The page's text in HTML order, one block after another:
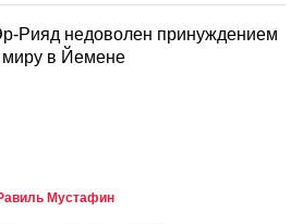
Рияд недоволен принуждением
миру в Йемене
Мустафин